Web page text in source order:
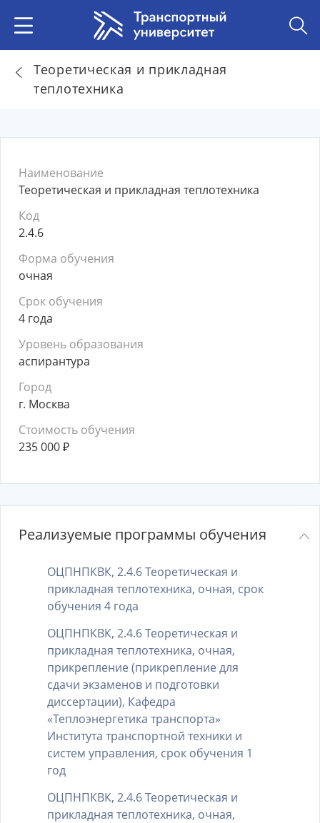
Теоретическая и прикладная
теплотехника
Наименование
Теоретическая и прикладная теплотехника
Код
2.4.6
Форма обучения
очная
Срок обучения
4 года
Уровень образования
аспирантура
Город
г. Москва
Стоимость обучения
235 000₽
Реализуемые программы обучения
ОЦПНПКВК, 2.4.6 Теоретическая и
прикладная теплотехника, очная, срок
обучения 4 года
ОЦПНПКВК, 2.4.6 Теоретическая и
прикладная теплотехника, очная,
прикрепление (прикрепление для
сдачи экзаменов и подготовки
диссертации), Кафедра
«Теплоэнергетика транспорта»
Института транспортной техники и
систем управления, срок обучения 1
год
ОЦПНПКВК, 2.4.6 Теоретическая и
прикладная теплотехника, очная,